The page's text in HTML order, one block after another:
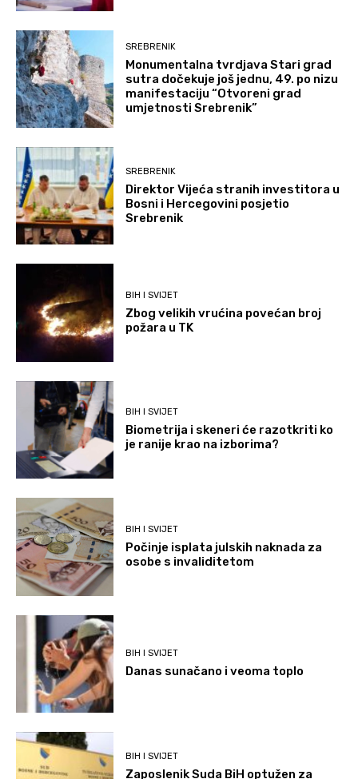
SREBRENIK
Monumentalna tvrdjava Stari grad
sutra dočekuje još jednu, 49. po nizu
manifestaciju “Otvoreni grad
umjetnosti Srebrenik”
SREBRENIK
Direktor Vijeća stranih investitora u
Bosni i Hercegovini posjetio
Srebrenik
BIH I SVIJET
Zbog velikih vrućina povećan broj
požara u TK
BIH I SVIJET
Biometrija i skeneri će razotkriti ko
je ranije krao na izborima?
BIH I SVIJET
Počinje isplata julskih naknada za
osobe s invaliditetom
BIH I SVIJET
Danas sunačano i veoma toplo
BIH I SVIJET
Zaposlenik Suda BiH optužen za